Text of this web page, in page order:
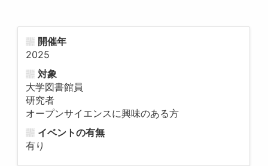
開催年
2025
対象
大学図書館員
研究者
オープンサイエンスに興味のある方
イベントの有無
有り